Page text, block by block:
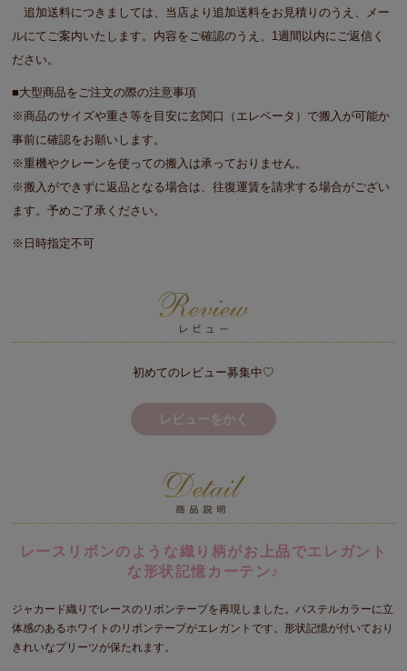
追加送料につきましては、当店より追加送料をお見積りのうえ、メー
ルにてご案内いたします。内容をご確認のうえ、1週間以内にご返信く
ださい。
■大型商品をご注文の際の注意事項
※商品のサイズや重さ等を目安に玄関口（エレベータ）で搬入が可能か
事前に確認をお願いします。
※重機やクレーンを使っての搬入は承っておりません。
※搬入ができずに返品となる場合は、往復運賃を請求する場合がござい
ます。予めご了承ください。
※日時指定不可
初めてのレビュー募集中♡
レビューをかく
レースリボンのような織り柄がお上品でエレガント
な形状記憶カーテン♪
ジャカード織りでレースのリボンテープを再現しました。パステルカラーに立
体感のあるホワイトのリボンテープがエレガントです。形状記憶が付いており
きれいなプリーツが保たれます。